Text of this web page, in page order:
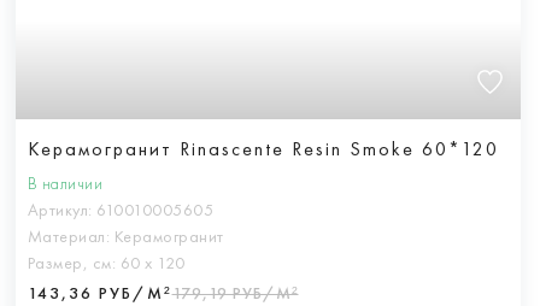
Керамогранит Rinascente Resin Smoke 60*120
В наличии
Артикул: 610010005605
Материал: Керамогранит
Размер, см: 60 х 120
143,36 РУБ/М²179,19 РУБ/М²